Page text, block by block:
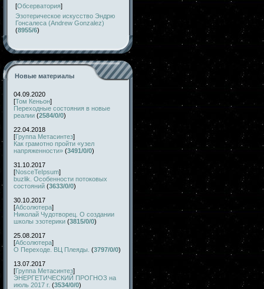
[Обсерватория]
Эзотерическое искусство Эндрю
Гонсалеса (Andrew Gonzalez)
(8955/6)
Новые материалы
04.09.2020
[Том Кеньон]
Переходные состояния в новые
реалии (2584/0/0)
22.04.2018
[Группа Метасинтез]
Как грамотно пройти «узел
напряженности» (3491/0/0)
31.10.2017
[NosceTeIpsum]
buzlik. Особенности потоковых
состояний (3633/0/0)
30.10.2017
[Абсолютера]
Николай Чудотворец. О создании
школы эзотерики (3815/0/0)
25.08.2017
[Абсолютера]
О Переходе. ВЦ Плеяды. (3797/0/0)
13.07.2017
[Группа Метасинтез]
ЭНЕРГЕТИЧЕСКИЙ ПРОГНОЗ на
июль 2017 г. (3534/0/0)